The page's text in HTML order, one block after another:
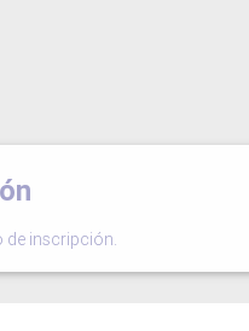
de inscripción.